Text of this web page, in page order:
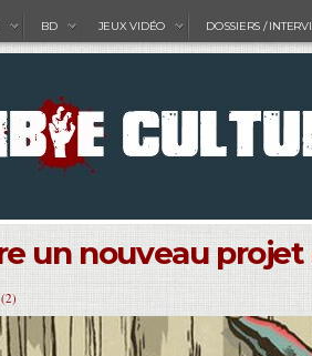
BD JEUX VIDÉO DOSSIERS /
un nouveau
(2)